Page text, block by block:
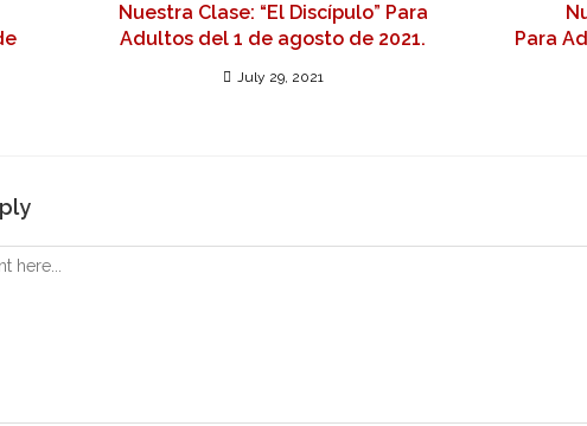
Nuestra Clase: “El Discípulo” Para
Adultos del 1 de agosto de 2021.
July 29, 2021
Para